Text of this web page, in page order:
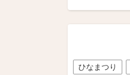
ひなまつり